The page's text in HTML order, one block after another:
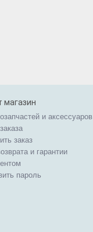
магазин
и аксессуаров
заказ
и гарантии
пароль